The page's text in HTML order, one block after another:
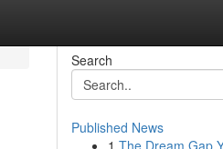
Search
Published News
1 The Dream Gap